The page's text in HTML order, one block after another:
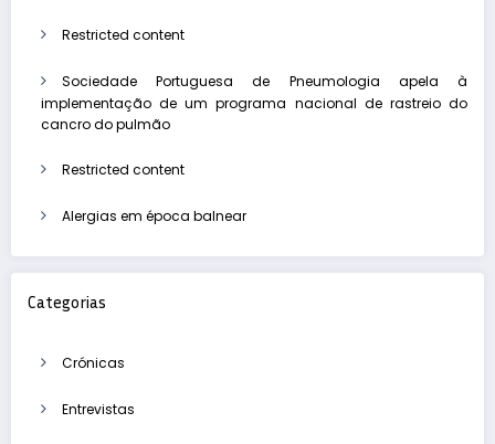
Restricted content
Sociedade Portuguesa de Pneumologia apela à
implementação de um programa nacional de rastreio do
cancro do pulmão
Restricted content
Alergias em época balnear
Categorias
Crónicas
Entrevistas